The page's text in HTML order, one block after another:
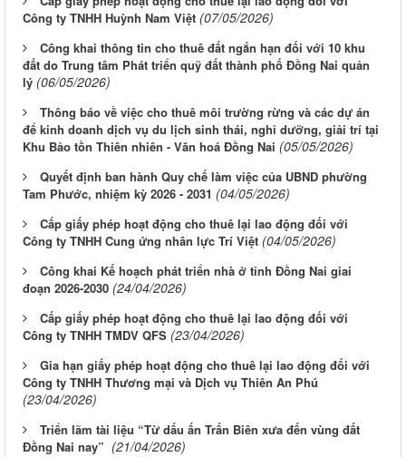
Công ty TNHH Huỳnh Nam Việt (07/05/2026)
Công khai thông tin cho thuê đất ngắn hạn đối với 10 khu
đất do Trung tâm Phát triển quỹ đất thành phố Đồng Nai quản
lý (06/05/2026)
Thông báo về việc cho thuê môi trường rừng và các dự án
để kinh doanh dịch vụ du lịch sinh thái, nghỉ dưỡng, giải trí tại
Khu Bảo tồn Thiên nhiên - Văn hoá Đồng Nai (05/05/2026)
Quyết định ban hành Quy chế làm việc của UBND phường
Tam Phước, nhiệm kỳ 2026 - 2031 (04/05/2026)
Cấp giấy phép hoạt động cho thuê lại lao động đối với
Công ty TNHH Cung ứng nhân lực Trí Việt (04/05/2026)
Công khai Kế hoạch phát triển nhà ở tỉnh Đồng Nai giai
đoạn 2026-2030 (24/04/2026)
Cấp giấy phép hoạt động cho thuê lại lao động đối với
Công ty TNHH TMDV QFS (23/04/2026)
Gia hạn giấy phép hoạt động cho thuê lại lao động đối với
Công ty TNHH Thương mại và Dịch vụ Thiên An Phú
(23/04/2026)
Triển lãm tài liệu “Từ dấu ấn Trấn Biên xưa đến vùng đất
Đồng Nai nay” (21/04/2026)